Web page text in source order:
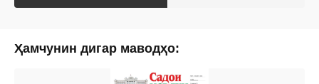
Ҳамчунин дигар маводҳо: